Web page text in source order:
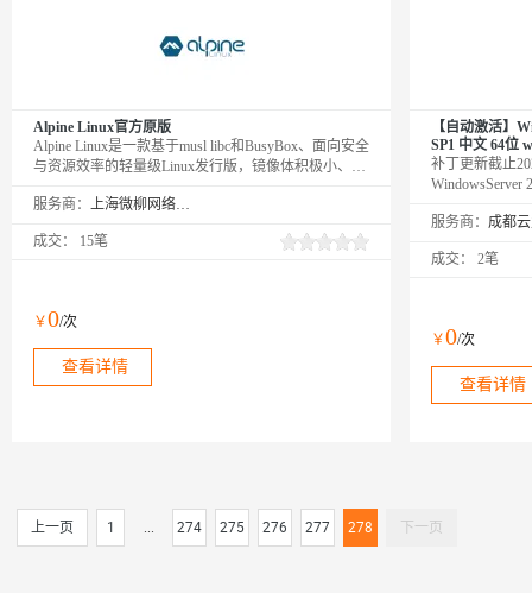
Alpine Linux官方原版
Alpine Linux是一款基于musl libc和BusyBox、面向安全
与资源效率的轻量级Linux发行版，镜像体积极小、启
服务商：
上海微柳网络科技有限公司
成交： 15笔
￥0/次
查看详情
【自动激活】
SP1 中文 64位
补丁更新截止
WindowsServer
心、云助手插件
作系统已经更
服务商：
成交： 2笔
￥0/次
查看详情
上一页 1 ... 274 275 276 277 278 下一页